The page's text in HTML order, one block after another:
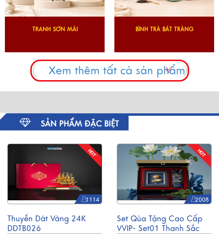
TRANH SƠN MÀI BÌNH TRÀ BÁT TRÀNG
Xem thêm tất cả sản phẩm
SẢN PHẨM ĐẶC BIỆT
1114
Thuyền Dát Vàng 24K
DDTB026
2008
Set Qùa Tặng Cao Cấp
VVIP- Set01 Thanh Sắc